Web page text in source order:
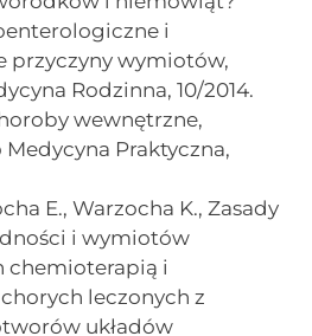
i
przyczyny wymiotów,
Rodzinna, 10/2014.
wewnętrzne,
Praktyczna,
E., Warzocha K., Zasady
i wymiotów
chemioterapią i
leczonych z
układów